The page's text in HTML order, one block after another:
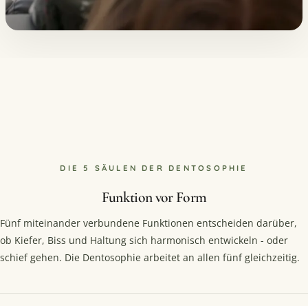
DIE 5 SÄULEN DER DENTOSOPHIE
Funktion vor Form
Fünf miteinander verbundene Funktionen entscheiden darüber,
ob Kiefer, Biss und Haltung sich harmonisch entwickeln - oder
schief gehen. Die Dentosophie arbeitet an allen fünf gleichzeitig.